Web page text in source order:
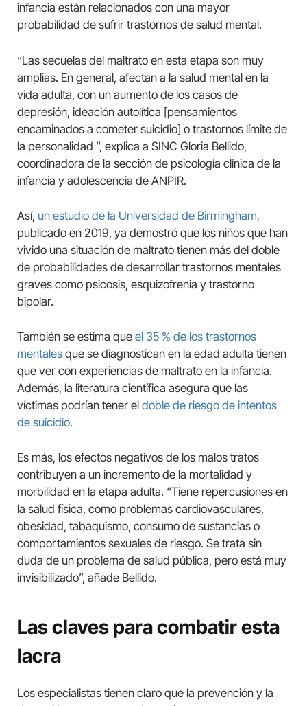
infancia están relacionados con una mayor
probabilidad de sufrir trastornos de salud mental.
“Las secuelas del maltrato en esta etapa son muy
amplias. En general, afectan a la salud mental en la
vida adulta, con un aumento de los casos de
depresión, ideación autolítica [pensamientos
encaminados a cometer suicidio] o trastornos límite de
la personalidad ”, explica a SINC Gloria Bellido,
coordinadora de la sección de psicología clínica de la
infancia y adolescencia de ANPIR.
Así, un estudio de la Universidad de Birmingham,
publicado en 2019, ya demostró que los niños que han
vivido una situación de maltrato tienen más del doble
de probabilidades de desarrollar trastornos mentales
graves como psicosis, esquizofrenia y trastorno
bipolar.
También se estima que el 35 % de los trastornos
mentales que se diagnostican en la edad adulta tienen
que ver con experiencias de maltrato en la infancia.
Además, la literatura científica asegura que las
víctimas podrían tener el doble de riesgo de intentos
de suicidio.
Es más, los efectos negativos de los malos tratos
contribuyen a un incremento de la mortalidad y
morbilidad en la etapa adulta. “Tiene repercusiones en
la salud física, como problemas cardiovasculares,
obesidad, tabaquismo, consumo de sustancias o
comportamientos sexuales de riesgo. Se trata sin
duda de un problema de salud pública, pero está muy
invisibilizado”, añade Bellido.
Las claves para combatir esta
lacra
Los especialistas tienen claro que la prevención y la